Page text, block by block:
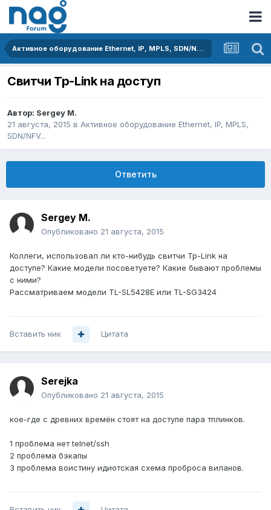
Активное оборудование Ethernet, IP, MPLS, SDN/NFV...
Свитчи Tp-Link на доступ
Автор: Sergey M.
21 августа, 2015 в Активное оборудование Ethernet, IP, MPLS,
SDN/NFV...
Ответить
Sergey M.
Опубликовано 21 августа, 2015
Коллеги, использовал ли кто-нибудь свитчи Tp-Link на
доступе? Какие модели посоветуете? Какие бывают проблемы
с ними?
Рассматриваем модели TL-SL5428E или TL-SG3424
Вставить ник Цитата
Serejka
Опубликовано 21 августа, 2015
кое-где с древних времён стоят на доступе пара тплинков.
1 проблема нет telnet/ssh
2 проблема бэкапы
3 проблема воистину идиотская схема проброса виланов.